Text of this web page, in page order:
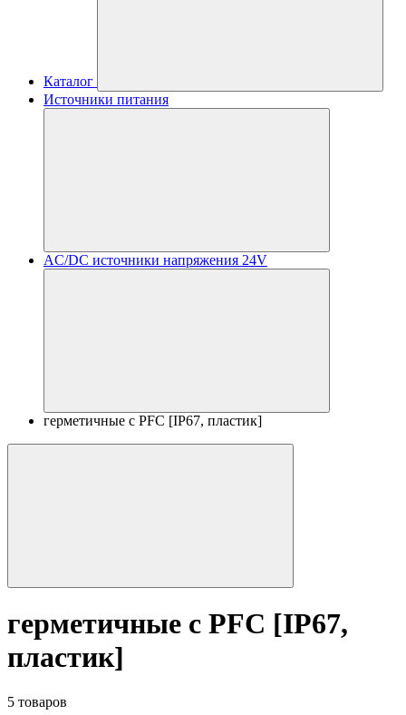
Каталог
Источники питания
AC/DC источники напряжения 24V
герметичные с PFC [IP67, пластик]
герметичные с PFC [IP67,
пластик]
5 товаров